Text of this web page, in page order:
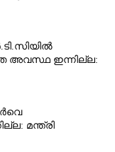
അവസ്ഥ ഇന്നില്ല:
മന്ത്രി